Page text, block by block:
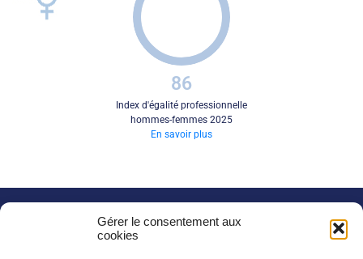
Gérer le consentement aux
cookies
86
Index d'égalité professionnelle
hommes-femmes 2025
En savoir plus
NOS DERNIERS POSTS FACEBOOK
Groupe AHNAC